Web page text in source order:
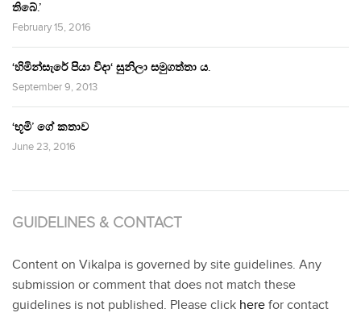
තිබේ.’
February 15, 2016
‘හිමින්සැරේ පියා විදා‘ සුනිලා සමුගත්තා ය.
September 9, 2013
‘භූමි’ ගේ කතාව
June 23, 2016
GUIDELINES & CONTACT
Content on Vikalpa is governed by site guidelines. Any
submission or comment that does not match these
guidelines is not published. Please click here for contact